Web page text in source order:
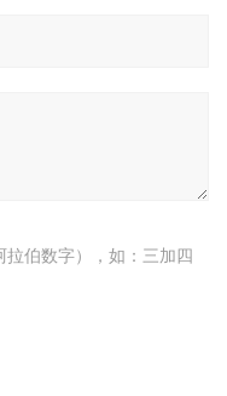
伯数字），如：三加四